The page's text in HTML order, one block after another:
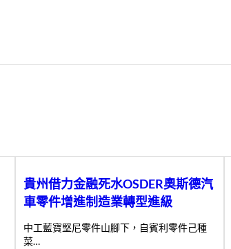
貴州借力金融死水OSDER奧斯德汽
車零件增進制造業轉型進級
中工藍寶堅尼零件山腳下，自賓利零件己種
菜…